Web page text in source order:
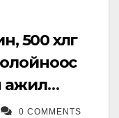
500 хөлөг
ажил
0 COMMENTS